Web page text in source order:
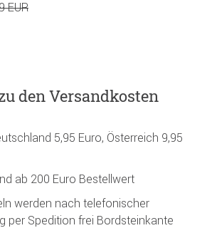
EUR
den Versandkosten
5,95 Euro, Österreich 9,95
ab 200 Euro Bestellwert
werden nach telefonischer
per Spedition frei Bordsteinkante